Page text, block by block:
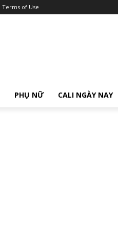
Terms of Use
PHỤ NỮ CALI NGÀY NAY